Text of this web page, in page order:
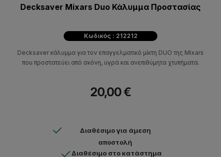
Decksaver Mixars Duo Κάλυμμα Προστασίας
Κωδικός : 212212
Decksaver κάλυμμα για τον επαγγελματικό μίκτη DUO της Mixars
που προστατεύει από σκόνη, υγρά και ανεπιθύμητα χτυπήματα.
20,00 €
Διαθέσιμο για άμεση
αποστολή
Διαθέσιμο στο κατάστημα